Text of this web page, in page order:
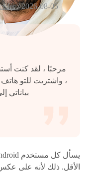
2026-08-05 /
بياناتي